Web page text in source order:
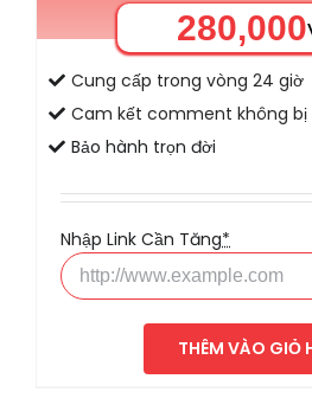
280,000
Cung cấp trong vòng 24 giờ
Cam kết comment không bị
Bảo hành trọn đời
Nhập Link Cần Tăng*
THÊM VÀO GIỎ